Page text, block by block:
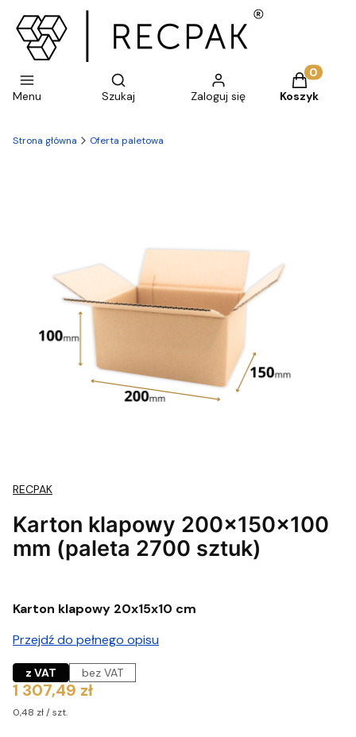
Menu
Otwórz wyszukiwarkę
Szukaj Zaloguj się
Produkty
Koszyk
Strona główna Oferta paletowa
RECPAK
Karton klapowy 200x150x100
mm (paleta 2700 sztuk)
Karton klapowy 20x15x10 cm
Przejdź do pełnego opisu
z VAT bez VAT
Cena
1 307,49 zł
0,48 zł / szt.